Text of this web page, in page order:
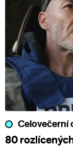
Celovečerní
80